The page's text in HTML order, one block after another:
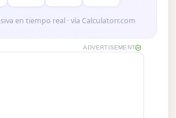
en tiempo real · vía Calculatorr.com
ADVERTISEMENT